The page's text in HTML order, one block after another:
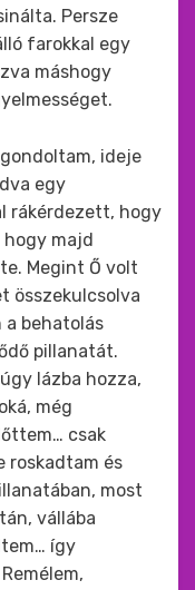
Persze
farokkal egy
máshogy
ideje
egy
rákérdezett, hogy
hogy majd
Megint Ő volt
összekulcsolva
a behatolás
pillanatát.
lázba hozza,
még
csak
roskadtam és
most
vállába
így